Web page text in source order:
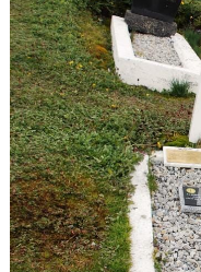
CONTACTENOS
LIBRO DE VISITAS